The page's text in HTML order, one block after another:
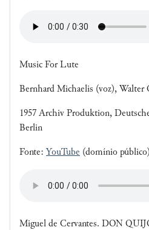
Music For Lute
Bernhard Michaelis (voz), Walter
1957 Archiv Produktion,
Berlin
Fonte: YouTube (domínio público)
Miguel de Cervantes. DON